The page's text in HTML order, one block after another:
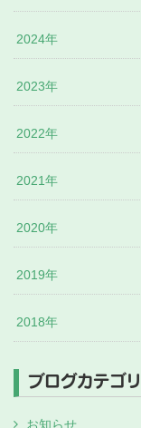
2024年
2023年
2022年
2021年
2020年
2019年
2018年
ブログカテゴリ
お知らせ